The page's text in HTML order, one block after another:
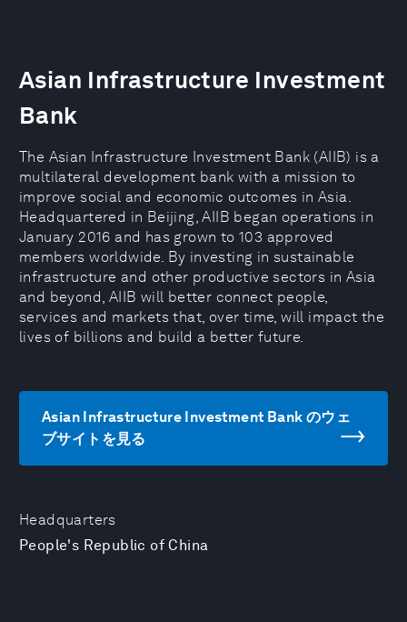
Headquarters
People's Republic of China
Asian Infrastructure Investment
Bank
The Asian Infrastructure Investment Bank (AIIB) is a
multilateral development bank with a mission to
improve social and economic outcomes in Asia.
Headquartered in Beijing, AIIB began operations in
January 2016 and has grown to 103 approved
members worldwide. By investing in sustainable
infrastructure and other productive sectors in Asia
and beyond, AIIB will better connect people,
services and markets that, over time, will impact the
lives of billions and build a better future.
Asian Infrastructure Investment Bank のウェ
ブサイトを見る